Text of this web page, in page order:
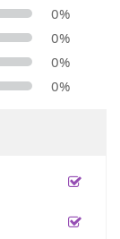
0%
0%
0%
0%